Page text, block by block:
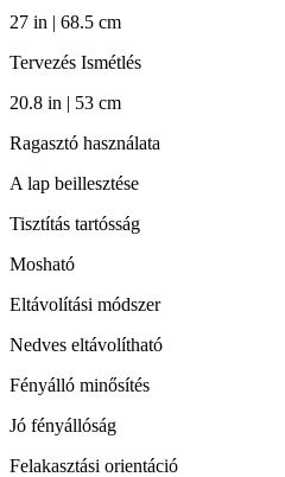
27 in | 68.5 cm
Tervezés Ismétlés
20.8 in | 53 cm
Ragasztó használata
A lap beillesztése
Tisztítás tartósság
Mosható
Eltávolítási módszer
Nedves eltávolítható
Fényálló minősítés
Jó fényállóság
Felakasztási orientáció